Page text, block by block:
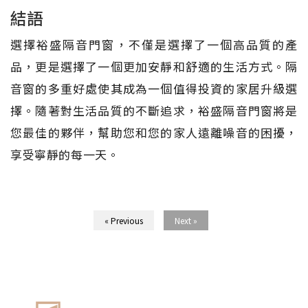
結語
選擇裕盛隔音門窗，不僅是選擇了一個高品質的產
品，更是選擇了一個更加安靜和舒適的生活方式。隔
音窗的多重好處使其成為一個值得投資的家居升級選
擇。隨著對生活品質的不斷追求，裕盛隔音門窗將是
您最佳的夥伴，幫助您和您的家人遠離噪音的困擾，
享受寧靜的每一天。
« Previous Next »